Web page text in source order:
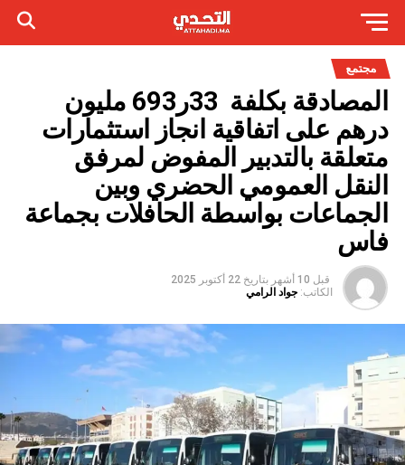
مجتمع
المصادقة بكلفة 33ر693 مليون
درهم على اتفاقية انجاز استثمارات
متعلقة بالتدبير المفوض لمرفق
النقل العمومي الحضري وبين
الجماعات بواسطة الحافلات بجماعة
فاس
قبل 10 أشهر بتاريخ 22 أكتوبر 2025
الكاتب: جواد الرامي